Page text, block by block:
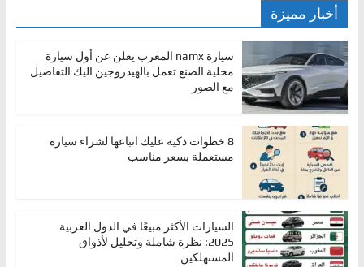
أخبار مميزة
سيارة namx المغرب يعلن عن أول سيارة
محلية الصنع تعمل بالهيدروجين اليك التفاصيل
مع الصور
8 خطوات ذكية عليك اتباعها لشراء سيارة
مستعملة بسعر مناسب
السيارات الأكثر مبيعًا في الدول العربية
2025: نظرة شاملة وتحليل لأذواق
المستهلكين